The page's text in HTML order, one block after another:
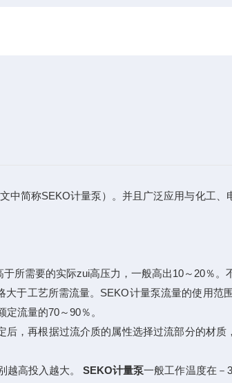
中简称SEKO计量泵）。并且广泛应用与化工
于所需要的实际zui高压力，一般高出10～20％
大于工艺所需流量。SEKO计量泵流量的使用范
流量的70～90％。
后，再根据过流介质的属性选择过流部分的材
越高投入越大。SEKO计量泵一般工作温度在－